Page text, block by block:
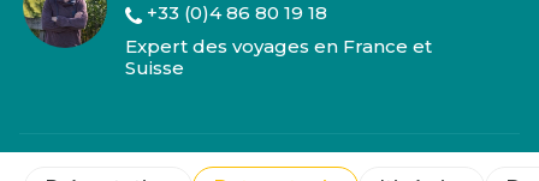
+33 (0)4 86 80 19 18
Expert des voyages en France et
Suisse